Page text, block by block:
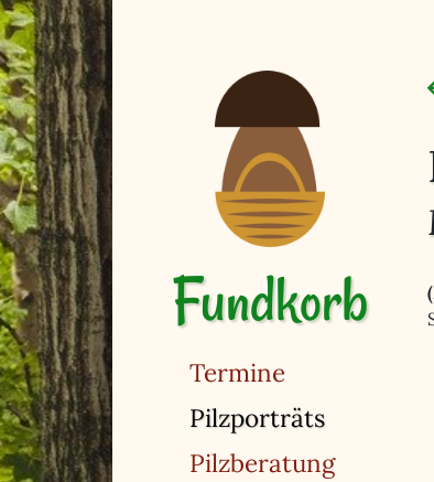
Fundkorb
Termine
Pilzporträts
Pilzberatung